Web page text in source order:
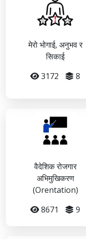
मेरो भोगाई, अनुभव र
सिकाई
3172
8
वैदेशिक रोजगार
अभिमुखिकरण
(Orentation)
8671
9